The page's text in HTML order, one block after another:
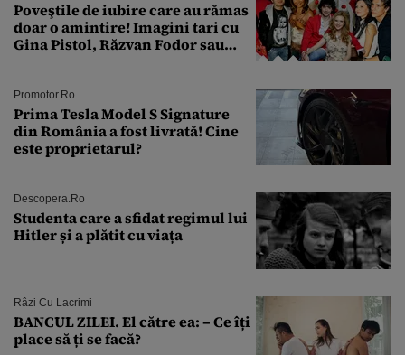
Poveştile de iubire care au rămas
doar o amintire! Imagini tari cu
Gina Pistol, Răzvan Fodor sau
Promotor.ro
Prima Tesla Model S Signature
din România a fost livrată! Cine
este proprietarul?
Descopera.ro
Studenta care a sfidat regimul lui
Hitler și a plătit cu viața
Râzi Cu Lacrimi
BANCUL ZILEI. El către ea: – Ce îți
place să ți se facă?